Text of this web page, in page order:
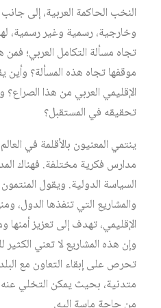
النخب الحاكمة العربية، إلى
وخارجية، رسمية وغير رسمية،
تجاه مسألة التكامل العربي؛
موقفها تجاه هذه المسألة؟ وأين
الإقليمي العربي من هذا
تحقيقه في المستقبل؟
ينتمي المعنيون بالأقلمة في
مدارس فكرية مختلفة. فهناك
السياسة الدولية. ويقول
والمشاريع التي تنفذها الدول،
الإقليمي، تهدف إلى تعزيز أمنها
وإن هذه المشاريع لا تعني الكثير
تحرص على إبقاء التعاون مع
متدنية، بحيث يمكن التخلي